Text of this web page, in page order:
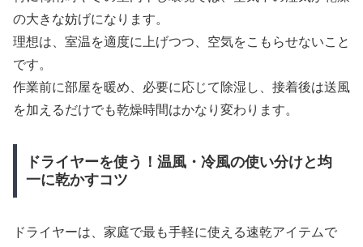
の大きな妨げになります。
理想は、室温を適度に上げつつ、空気をこもらせないこと
です。
作業前に部屋を暖め、必要に応じて除湿し、接着後は送風
を加えるだけでも乾燥時間はかなり変わります。
ドライヤーを使う！温風・冷風の使い分けと均
一に乾かすコツ
ドライヤーは、家庭で最も手軽に使える速乾アイテムで